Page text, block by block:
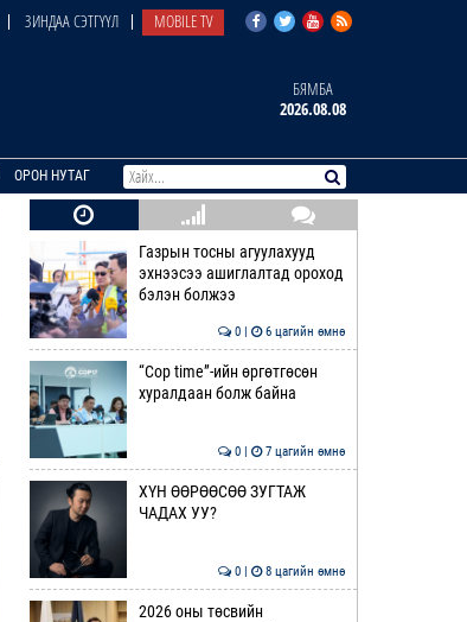
ЗИНДАА СЭТГҮҮЛ MOBILE TV
БЯМБА
2026.08.08
ОРОН НУТАГ
Газрын тосны агуулахууд
эхнээсээ ашиглалтад ороход
бэлэн болжээ
0 | 6 цагийн өмнө
“Cop time”-ийн өргөтгөсөн
хуралдаан болж байна
0 | 7 цагийн өмнө
ХҮН ӨӨРӨӨСӨӨ ЗУГТАЖ
ЧАДАХ УУ?
0 | 8 цагийн өмнө
2026 оны төсвийн